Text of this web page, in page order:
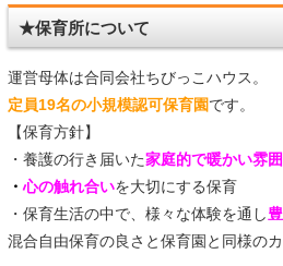
★保育所について
運営母体は合同会社ちびっこハウス。
定員19名の小規模認可保育園です。
【保育方針】
・養護の行き届いた家庭的で暖かい雰
・ 心の触れ合いを大切にする保育
・保育生活の中で、様々な体験を通し
混合自由保育の良さと保育園と同様の